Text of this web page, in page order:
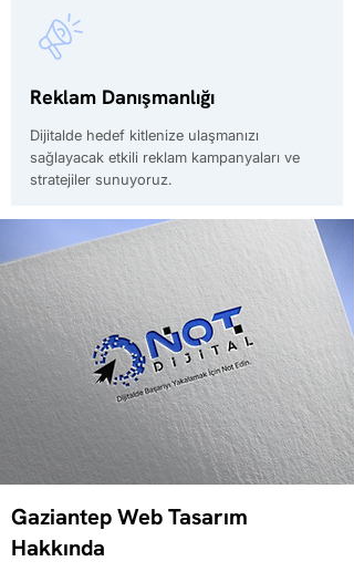
Reklam Danışmanlığı
Dijitalde hedef kitlenize ulaşmanızı
sağlayacak etkili reklam kampanyaları ve
stratejiler sunuyoruz.
Gaziantep Web Tasarım
Hakkında